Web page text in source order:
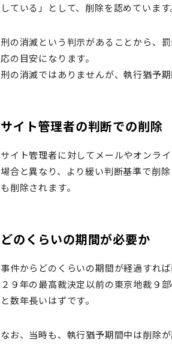
している」として、削除を認めています
刑の消滅という判示があることから、
応の目安になります。
刑の消滅ではありませんが、執行猶予
サイト管理者の判断での削除
サイト管理者に対してメールやオンラ
場合と異なり、より緩い判断基準で削
も削除されます。
どのくらいの期間が必要か
事件からどのくらいの期間が経過すれ
２９年の最高裁決定以前の東京地裁９
と数年長いはずです。
なお、当時も、執行猶予期間中は削除